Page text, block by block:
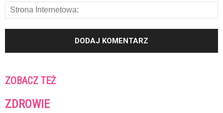
ZOBACZ TEŻ
ZDROWIE